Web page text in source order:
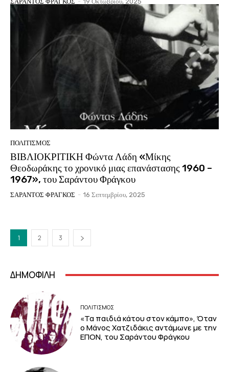
ΠΟΛΙΤΙΣΜΟΣ
ΒΙΒΛΙΟΚΡΙΤΙΚΗ Φώντα Λάδη «Μίκης
Θεοδωράκης το χρονικό μιας επανάστασης 1960 –
1967», του Σαράντου Φράγκου
ΣΑΡΑΝΤΟΣ ΦΡΑΓΚΟΣ - 16 Σεπτεμβρίου, 2025
1 2 3
ΔΗΜΟΦΙΛΗ
ΠΟΛΙΤΙΣΜΟΣ
«Τα παιδιά κάτου στον κάμπο», Όταν
ο Μάνος Χατζιδάκις αντάμωνε με την
ΕΠΟΝ, του Σαράντου Φράγκου